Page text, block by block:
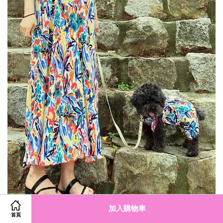
首頁
加入購物車